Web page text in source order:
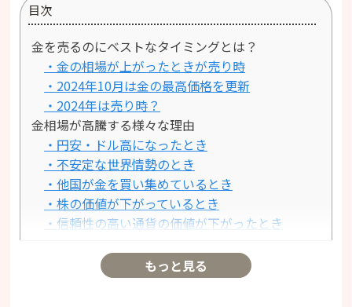
目次
金を売るのにベストなタイミングとは？
・金の相場が上がったときが売り時
・2024年10月は金の最高価格を更新
・2024年は売り時？
金相場が高騰する様々な理由
・円安・ドル高になったとき
・不安定な世界情勢のとき
・他国が金を買い集めているとき
・株の価値が下がっているとき
・信頼性の高い通貨の価値が下がったとき
金を売る前に確認しておきたいこと
・金の純度
もっと見る